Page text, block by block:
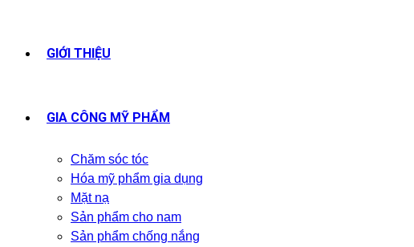
GIỚI THIỆU
GIA CÔNG MỸ PHẨM
Chăm sóc tóc
Hóa mỹ phẩm gia dụng
Mặt nạ
Sản phẩm cho nam
Sản phẩm chống nắng